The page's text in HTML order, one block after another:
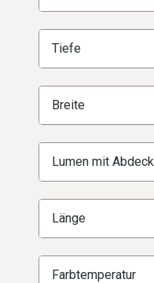
Tiefe
Breite
Lumen mit
Länge
Farbtemperatur